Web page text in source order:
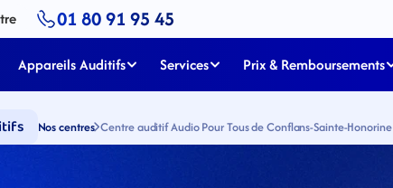
01 80 91 95 45
Appareils Auditifs Services Prix & Remboursements
Nos centres Centre auditif Audio Pour Tous de Conflans-Sainte-Honorine